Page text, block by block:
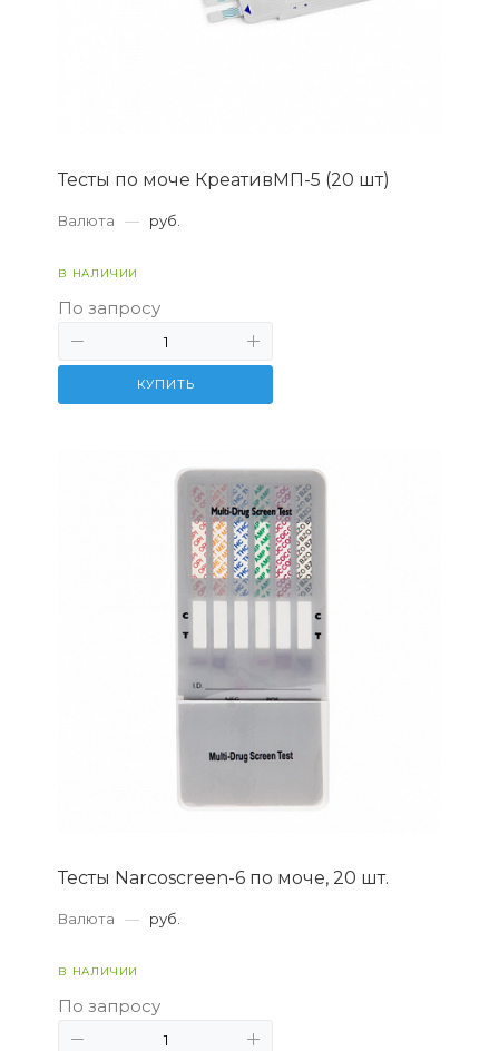
Тесты по моче КреативМП-5 (20 шт)
Валюта — руб.
В НАЛИЧИИ
По запросу
КУПИТЬ
Тесты Narcoscreen-6 по моче, 20 шт.
Валюта — руб.
В НАЛИЧИИ
По запросу